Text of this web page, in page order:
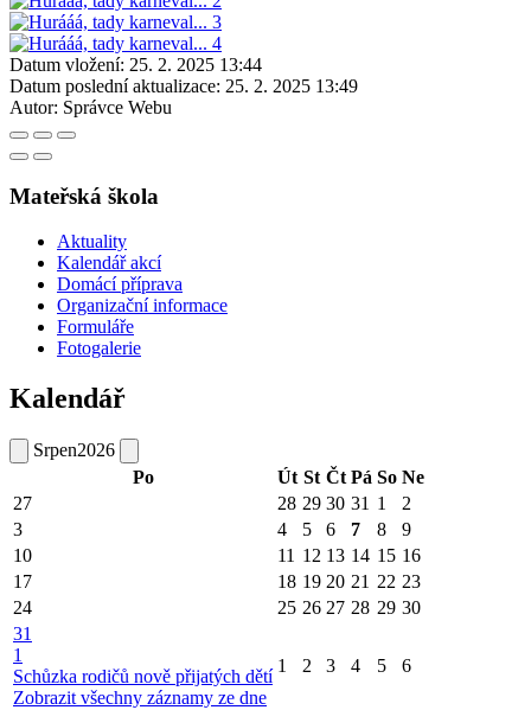
Datum vložení: 25. 2. 2025 13:44
Datum poslední aktualizace: 25. 2. 2025 13:49
Autor: Správce Webu
Mateřská škola
Aktuality
Kalendář akcí
Domácí příprava
Organizační informace
Formuláře
Fotogalerie
Kalendář
Srpen2026
Po
Út St Čt Pá So Ne
27
28 29 30 31 1
2
3
4 5 6 7 8
9
10
11 12 13 14 15 16
17
18 19 20 21 22 23
24
25 26 27 28 29 30
31
1
Schůzka rodičů nově přijatých dětí
Zobrazit všechny záznamy ze dne
1 2 3 4 5 6